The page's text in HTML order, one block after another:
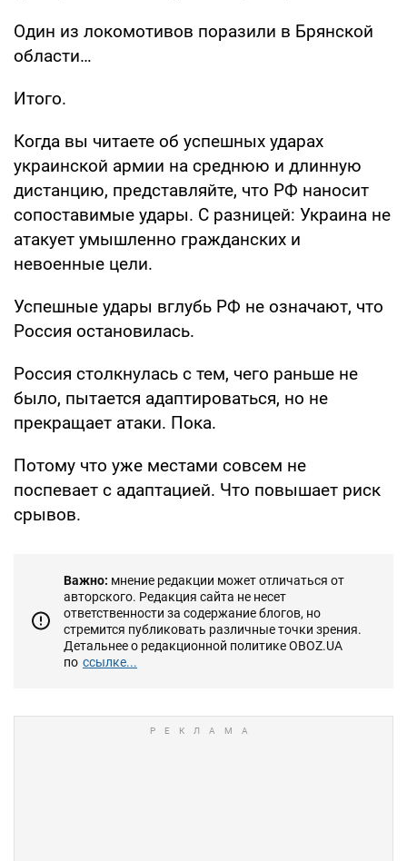
Один из локомотивов поразили в Брянской
области…
Итого.
Когда вы читаете об успешных ударах
украинской армии на среднюю и длинную
дистанцию, представляйте, что РФ наносит
сопоставимые удары. С разницей: Украина не
атакует умышленно гражданских и
невоенные цели.
Успешные удары вглубь РФ не означают, что
Россия остановилась.
Россия столкнулась с тем, чего раньше не
было, пытается адаптироваться, но не
прекращает атаки. Пока.
Потому что уже местами совсем не
поспевает с адаптацией. Что повышает риск
срывов.
Важно: мнение редакции может отличаться от
авторского. Редакция сайта не несет
ответственности за содержание блогов, но
стремится публиковать различные точки зрения.
Детальнее о редакционной политике OBOZ.UA
по ссылке...